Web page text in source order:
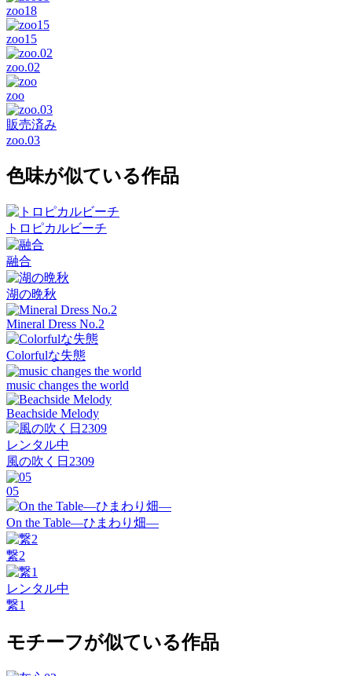
zoo18
zoo15
zoo.02
zoo
販売済み
zoo.03
色味が似ている作品
トロピカルビーチ
融合
湖の晩秋
Mineral Dress No.2
Colorfulな失態
music changes the world
Beachside Melody
レンタル中
風の吹く日2309
05
On the Table―ひまわり畑―
繋2
レンタル中
繋1
モチーフが似ている作品